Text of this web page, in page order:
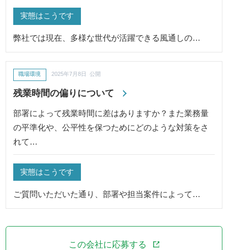
実態はこうです
弊社では現在、多様な世代が活躍できる風通しの…
残業時間の偏りについて
職場環境 2025年7月8日 公開
部署によって残業時間に差はありますか？また業務量
の平準化や、公平性を保つためにどのような対策をさ
れて…
実態はこうです
ご質問いただいた通り、部署や担当案件によって…
この会社に応募する